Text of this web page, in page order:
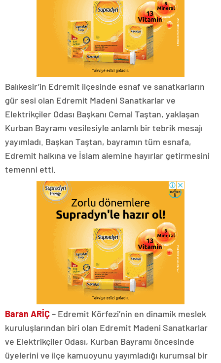
Balıkesir’in Edremit ilçesinde esnaf ve sanatkarların
gür sesi olan Edremit Madeni Sanatkarlar ve
Elektrikçiler Odası Başkanı Cemal Taştan, yaklaşan
Kurban Bayramı vesilesiyle anlamlı bir tebrik mesajı
yayımladı. Başkan Taştan, bayramın tüm esnafa,
Edremit halkına ve İslam alemine hayırlar getirmesini
temenni etti.
Baran ARİÇ– Edremit Körfezi’nin en dinamik meslek
kuruluşlarından biri olan Edremit Madeni Sanatkarlar
ve Elektrikçiler Odası, Kurban Bayramı öncesinde
üyelerini ve ilçe kamuoyunu yayımladığı kurumsal bir